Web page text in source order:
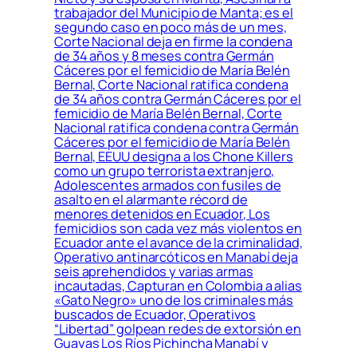
trabajador del Municipio de Manta; es el
segundo caso en poco más de un mes,
Corte Nacional deja en firme la condena
de 34 años y 8 meses contra Germán
Cáceres por el femicidio de María Belén
Bernal, Corte Nacional ratifica condena
de 34 años contra Germán Cáceres por el
femicidio de María Belén Bernal, Corte
Nacional ratifica condena contra Germán
Cáceres por el femicidio de María Belén
Bernal, EEUU designa a los Chone Killers
como un grupo terrorista extranjero,
Adolescentes armados con fusiles de
asalto en el alarmante récord de
menores detenidos en Ecuador, Los
femicidios son cada vez más violentos en
Ecuador ante el avance de la criminalidad,
Operativo antinarcóticos en Manabí deja
seis aprehendidos y varias armas
incautadas, Capturan en Colombia a alias
«Gato Negro» uno de los criminales más
buscados de Ecuador, Operativos
“Libertad” golpean redes de extorsión en
Guayas Los Ríos Pichincha Manabí y